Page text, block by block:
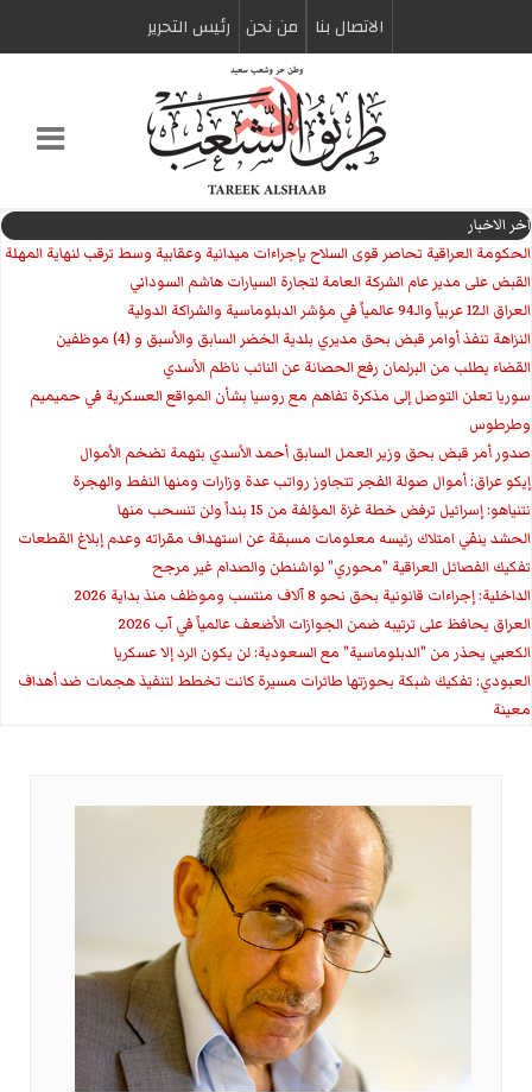
الاتصال بنا من نحن رئیس التحریر
اخر الاخبار
الحكومة العراقية تحاصر قوى السلاح بإجراءات ميدانية وعقابية وسط ترقب لنهاية المهلة
القبض على مدير عام الشركة العامة لتجارة السيارات هاشم السوداني
العراق الـ12 عربياً والـ94 عالمياً في مؤشر الدبلوماسية والشراكة الدولية
النزاهة تنفذ أوامر قبض بحق مديري بلدية الخضر السابق والأسبق و (4) موظفين
القضاء يطلب من البرلمان رفع الحصانة عن النائب ناظم الأسدي
سوريا تعلن التوصل إلى مذكرة تفاهم مع روسيا بشأن المواقع العسكرية في حميميم
وطرطوس
صدور أمر قبض بحق وزير العمل السابق أحمد الأسدي بتهمة تضخم الأموال
إيكو عراق: أموال صولة الفجر تتجاوز رواتب عدة وزارات ومنها النفط والهجرة
نتنياهو: إسرائيل ترفض خطة غزة المؤلفة من 15 بنداً ولن تنسحب منها
الحشد ينفي امتلاك رئيسه معلومات مسبقة عن استهداف مقراته وعدم إبلاغ القطعات
تفكيك الفصائل العراقية "محوري" لواشنطن والصدام غير مرجح
الداخلية: إجراءات قانونية بحق نحو 8 آلاف منتسب وموظف منذ بداية 2026
العراق يحافظ على ترتيبه ضمن الجوازات الأضعف عالمياً في آب 2026
الكعبي يحذر من "الدبلوماسية" مع السعودية: لن يكون الرد إلا عسكريا
العبودي: تفكيك شبكة بحوزتها طائرات مسيرة كانت تخطط لتنفيذ هجمات ضد أهداف
معينة